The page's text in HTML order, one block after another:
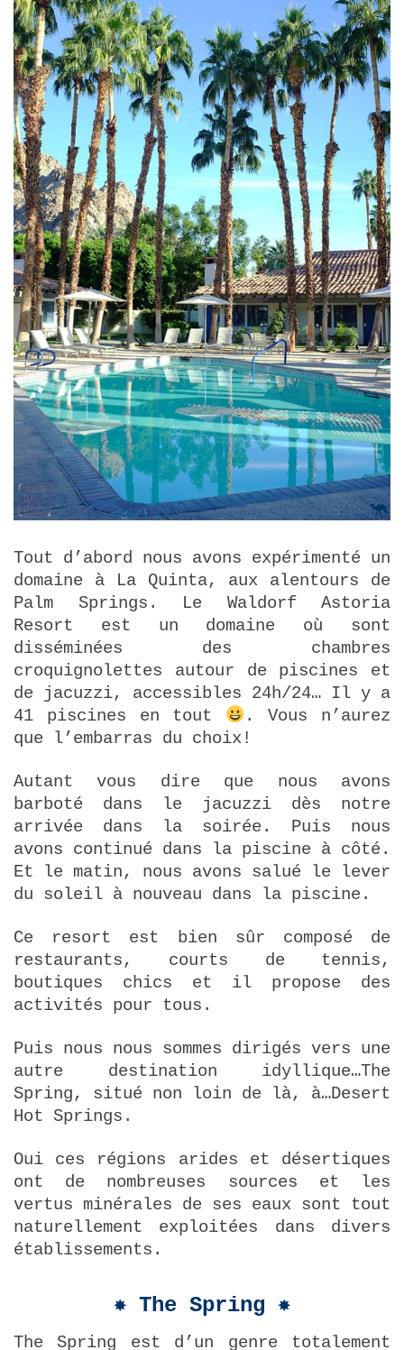
Tout d’abord nous avons expérimenté un
domaine à La Quinta, aux alentours de
Palm Springs. Le Waldorf Astoria
Resort est un domaine où sont
disséminées des chambres
croquignolettes autour de piscines et
de jacuzzi, accessibles 24h/24… Il y a
41 piscines en tout
. Vous n’aurez
que l’embarras du choix!
Autant vous dire que nous avons
barboté dans le jacuzzi dès notre
arrivée dans la soirée. Puis nous
avons continué dans la piscine à côté.
Et le matin, nous avons salué le lever
du soleil à nouveau dans la piscine.
Ce resort est bien sûr composé de
restaurants, courts de tennis,
boutiques chics et il propose des
activités pour tous.
Puis nous nous sommes dirigés vers une
autre destination idyllique…The
Spring, situé non loin de là, à…Desert
Hot Springs.
Oui ces régions arides et désertiques
ont de nombreuses sources et les
vertus minérales de ses eaux sont tout
naturellement exploitées dans divers
établissements.
✸ The Spring ✸
The Spring est d’un genre totalement